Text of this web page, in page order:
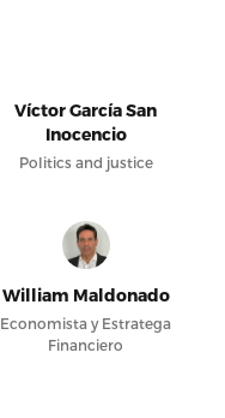
Víctor García San
Inocencio
Politics and justice
William Maldonado
Economista y Estratega
Financiero